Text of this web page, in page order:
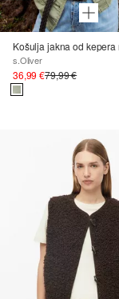
s.Oliver
36,99 €79,99 €